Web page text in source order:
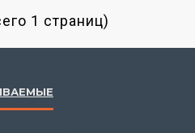
1 страниц)